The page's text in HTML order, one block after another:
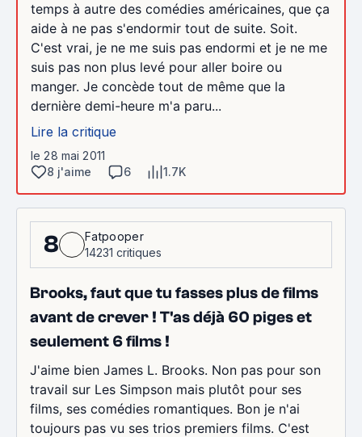
temps à autre des comédies américaines, que ça
aide à ne pas s'endormir tout de suite. Soit.
C'est vrai, je ne me suis pas endormi et je ne me
suis pas non plus levé pour aller boire ou
manger. Je concède tout de même que la
dernière demi-heure m'a paru...
Lire la critique
le 28 mai 2011
8 j'aime
6 1.7K
8
Fatpooper
14231 critiques
Brooks, faut que tu fasses plus de films
avant de crever ! T'as déjà 60 piges et
seulement 6 films !
J'aime bien James L. Brooks. Non pas pour son
travail sur Les Simpson mais plutôt pour ses
films, ses comédies romantiques. Bon je n'ai
toujours pas vu ses trios premiers films. C'est